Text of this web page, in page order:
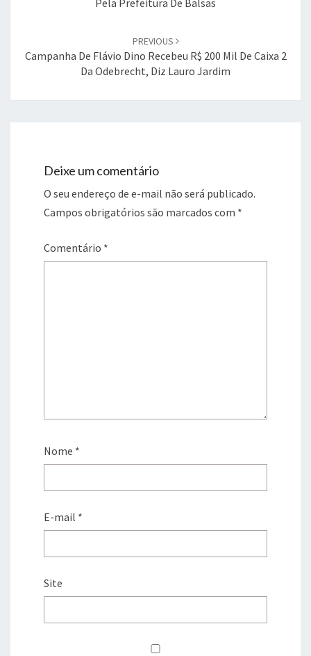
Pela Prefeitura De Balsas
PREVIOUS
Campanha De Flávio Dino Recebeu R$ 200 Mil De Caixa 2
Da Odebrecht, Diz Lauro Jardim
Deixe um comentário
O seu endereço de e-mail não será publicado.
Campos obrigatórios são marcados com *
Comentário *
Nome *
E-mail *
Site